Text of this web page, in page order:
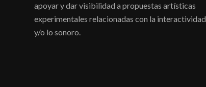
apoyar y dar visibilidad a propuestas artísticas
experimentales relacionadas con la interactividad
y/o lo sonoro.